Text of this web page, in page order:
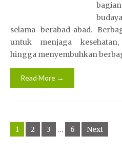
selama berabad-abad.
untuk menjaga
hingga menyembuhkan
Read More →
Posts
navigation
1 2 3 … 6 Next